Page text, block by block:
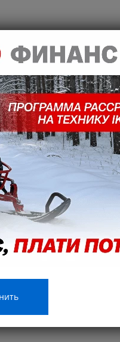
мотором (на
9.9 (15) л.с,